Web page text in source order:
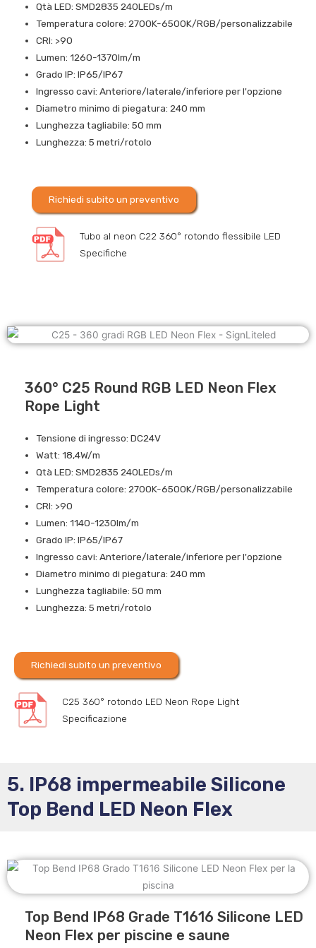
Qtà LED: SMD2835 240LEDs/m
Temperatura colore: 2700K-6500K/RGB/personalizzabile
CRI: >90
Lumen: 1260-1370lm/m
Grado IP: IP65/IP67
Ingresso cavi: Anteriore/laterale/inferiore per l'opzione
Diametro minimo di piegatura: 240 mm
Lunghezza tagliabile: 50 mm
Lunghezza: 5 metri/rotolo
Richiedi subito un preventivo
Tubo al neon C22 360° rotondo flessibile LED
Specifiche
360° C25 Round RGB LED Neon Flex
Rope Light
Tensione di ingresso: DC24V
Watt: 18,4W/m
Qtà LED: SMD2835 240LEDs/m
Temperatura colore: 2700K-6500K/RGB/personalizzabile
CRI: >90
Lumen: 1140-1230lm/m
Grado IP: IP65/IP67
Ingresso cavi: Anteriore/laterale/inferiore per l'opzione
Diametro minimo di piegatura: 240 mm
Lunghezza tagliabile: 50 mm
Lunghezza: 5 metri/rotolo
Richiedi subito un preventivo
C25 360° rotondo LED Neon Rope Light
Specificazione
5. IP68 impermeabile Silicone
Top Bend LED Neon Flex
Top Bend IP68 Grade T1616 Silicone LED
Neon Flex per piscine e saune